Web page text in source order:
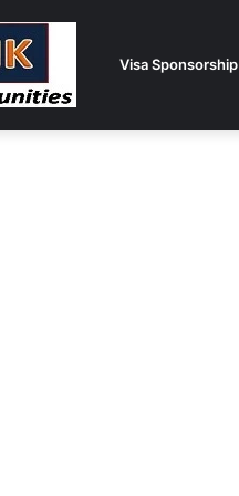
Visa Sponsorship